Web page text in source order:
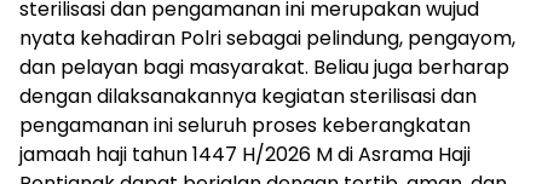
sterilisasi dan pengamanan ini merupakan wujud
nyata kehadiran Polri sebagai pelindung, pengayom,
dan pelayan bagi masyarakat. Beliau juga berharap
dengan dilaksanakannya kegiatan sterilisasi dan
pengamanan ini seluruh proses keberangkatan
jamaah haji tahun 1447 H/2026 M di Asrama Haji